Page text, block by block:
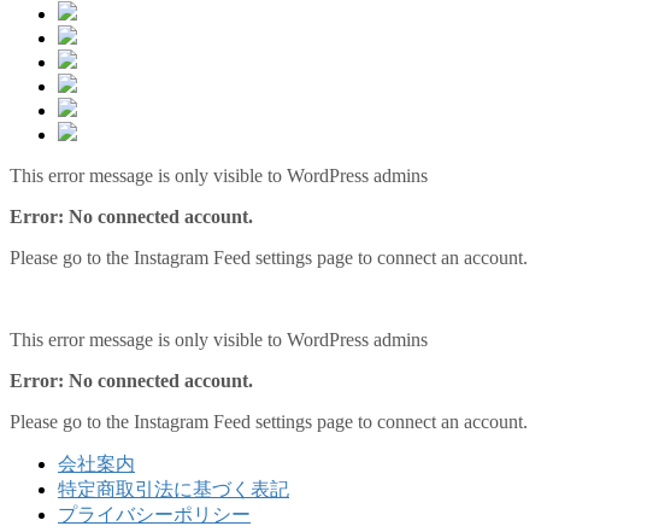
This error message is only visible to WordPress admins
Error: No connected account.
Please go to the Instagram Feed settings page to connect an account.
This error message is only visible to WordPress admins
Error: No connected account.
Please go to the Instagram Feed settings page to connect an account.
会社案内
特定商取引法に基づく表記
プライバシーポリシー